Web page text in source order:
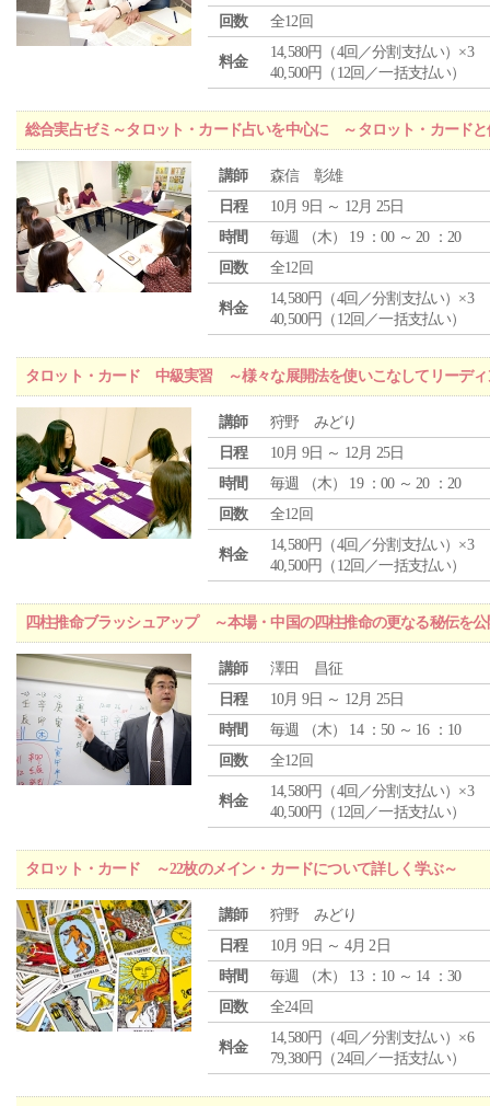
回数
全12回
料金
14,580円（4回／分割支払い）×3
40,500円（12回／一括支払い）
総合実占ゼミ～タロット・カード占いを中心に ～タロット・カード
講師
森信 彰雄
日程
10月 9日 ～ 12月 25日
時間
毎週 （木） 19 ：00 ～ 20 ：20
回数
全12回
料金
14,580円（4回／分割支払い）×3
40,500円（12回／一括支払い）
タロット・カード 中級実習 ～様々な展開法を使いこなしてリーディ
講師
狩野 みどり
日程
10月 9日 ～ 12月 25日
時間
毎週 （木） 19 ：00 ～ 20 ：20
回数
全12回
料金
14,580円（4回／分割支払い）×3
40,500円（12回／一括支払い）
四柱推命ブラッシュアップ ～本場・中国の四柱推命の更なる秘伝を
講師
澤田 昌征
日程
10月 9日 ～ 12月 25日
時間
毎週 （木） 14 ：50 ～ 16 ：10
回数
全12回
料金
14,580円（4回／分割支払い）×3
40,500円（12回／一括支払い）
タロット・カード ～22枚のメイン・カードについて詳しく学ぶ～
講師
狩野 みどり
日程
10月 9日 ～ 4月 2日
時間
毎週 （木） 13 ：10 ～ 14 ：30
回数
全24回
料金
14,580円（4回／分割支払い）×6
79,380円（24回／一括支払い）